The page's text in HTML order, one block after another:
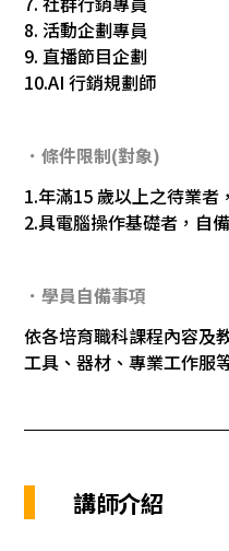
8. 活動企劃專員
9. 直播節目企劃
10.AI 行銷規劃師
．條件限制(對象)
1.年滿15 歲以上之待業者
2.具電腦操作基礎者，自
．學員自備事項
依各培育職科課程內容及
工具、器材、專業工作服
講師介紹